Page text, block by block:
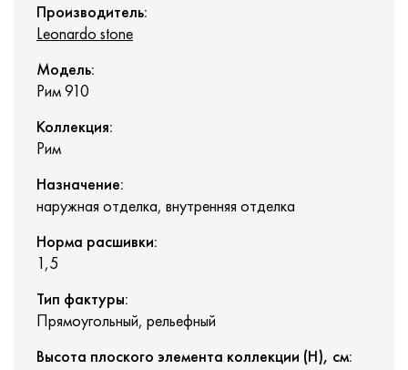
Производитель:
Leonardo stone
Модель:
Рим 910
Коллекция:
Рим
Назначение:
наружная отделка, внутренняя отделка
Норма расшивки:
1,5
Тип фактуры:
Прямоугольный, рельефный
Высота плоского элемента коллекции (H), см: